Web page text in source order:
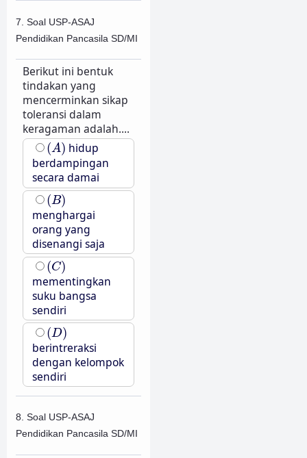
7. Soal USP-ASAJ
Pendidikan Pancasila SD/MI
Berikut ini bentuk
tindakan yang
mencerminkan sikap
toleransi dalam
keragaman adalah....
(A)
(A) hidup
berdampingan
secara damai
(B)
(B)
menghargai
orang yang
disenangi saja
(C)
(C)
mementingkan
suku bangsa
sendiri
(D)
(D)
berintreraksi
dengan kelompok
sendiri
8. Soal USP-ASAJ
Pendidikan Pancasila SD/MI